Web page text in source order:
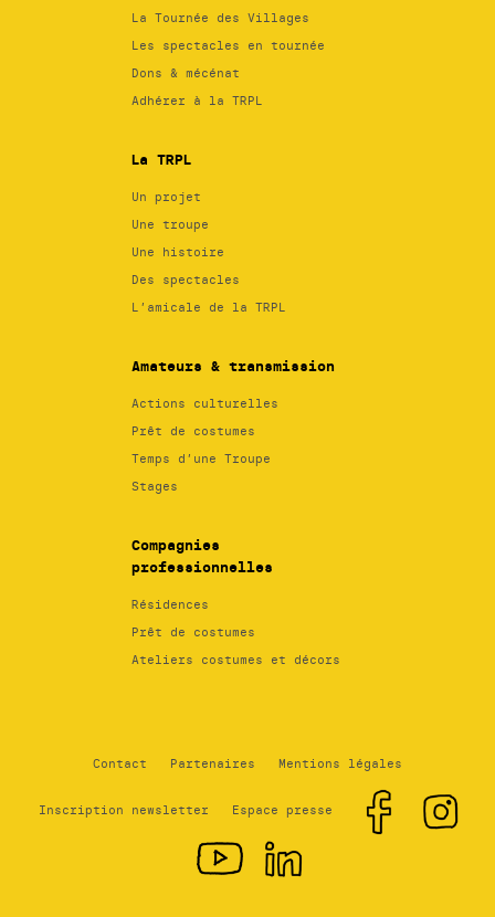
La Tournée des Villages
Les spectacles en tournée
Dons & mécénat
Adhérer à la TRPL
La TRPL
Un projet
Une troupe
Une histoire
Des spectacles
L’amicale de la TRPL
Amateurs & transmission
Actions culturelles
Prêt de costumes
Temps d’une Troupe
Stages
Compagnies
professionnelles
Résidences
Prêt de costumes
Ateliers costumes et décors
Contact Partenaires Mentions légales
Inscription newsletter Espace presse